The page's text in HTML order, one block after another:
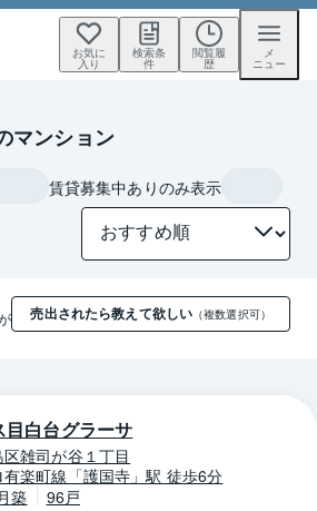
お気に
入り
検索条
件
閲覧履
歴
メ
ニュー
マンション
賃貸募集中ありのみ表示
売出されたら教えて欲しい （複数選択可）
目白台グラーサ
雑司が谷１丁目
楽町線「護国寺」駅 徒歩6分
築
96戸